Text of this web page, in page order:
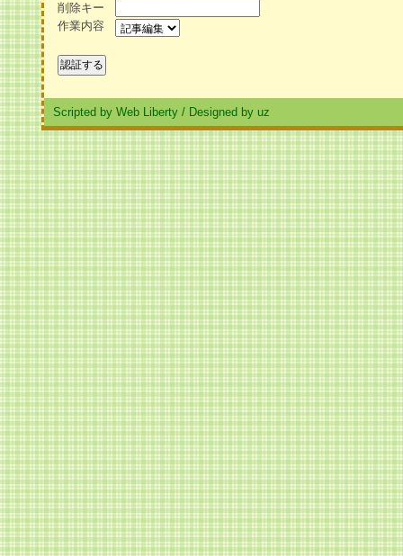
削除キー
作業内容
Scripted by Web Liberty / Designed by uz